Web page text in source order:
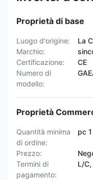
Proprietà di base
Luogo d'origine:
La
Marchio:
Certificazione:
CE
Numero di
modello:
Proprietà
Quantità minima
di ordine:
pc 1
Prezzo:
Termini di
pagamento:
L/